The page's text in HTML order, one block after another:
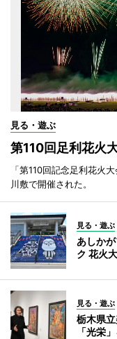
見る・遊ぶ
第110回足利花火
「第110回記念足利花火
川敷で開催された。
見る・遊ぶ
あしか
ク 花火
見る・遊ぶ
栃木県
「光栄